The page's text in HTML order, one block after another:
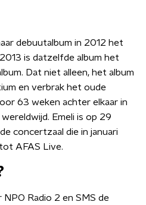
debuutalbum in 2012 het
is datzelfde album het
Dat niet alleen, het album
en verbrak het oude
63 weken achter elkaar in
Emeli is op 29
concertzaal die in januari
AFAS Live.
Radio 2 en SMS de